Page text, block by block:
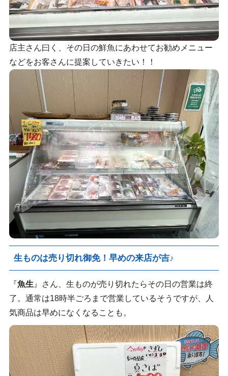
店主さん曰く、その日の鮮魚にあわせてお勧めメニュー
などをお客さんに提案していきたい！！
生ものは売り切れ御免！早めの来店が吉♪
『魚生』さん、生ものが売り切れたらその日の営業は終
了。通常は18時半ごろまで営業しているそうですが、人
気商品は早めになくなることも。